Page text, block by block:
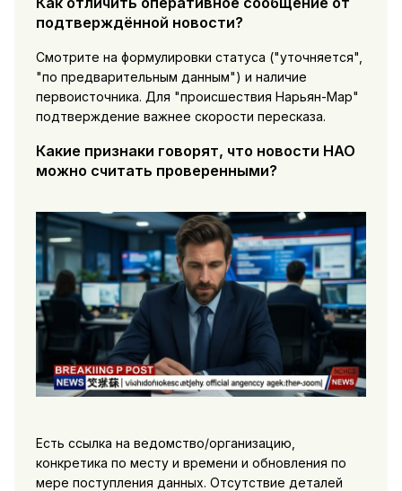
подтверждённой новости?
Смотрите на формулировки статуса ("уточняется",
"по предварительным данным") и наличие
первоисточника. Для "происшествия Нарьян-Мар"
подтверждение важнее скорости пересказа.
Какие признаки говорят, что новости НАО
можно считать проверенными?
Есть ссылка на ведомство/организацию,
конкретика по месту и времени и обновления по
мере поступления данных. Отсутствие деталей